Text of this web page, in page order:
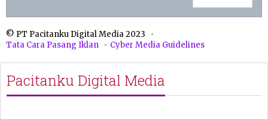
© PT Pacitanku Digital Media 2023
Tata Cara Pasang Iklan
Cyber Media Guidelines
Pacitanku Digital Media